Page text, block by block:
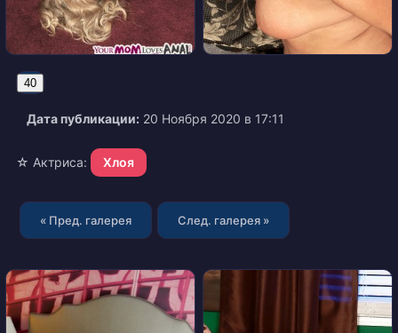
40
Дата публикации: 20 Ноября 2020 в 17:11
☆ Актриса: Хлоя
« Пред. галерея След. галерея »